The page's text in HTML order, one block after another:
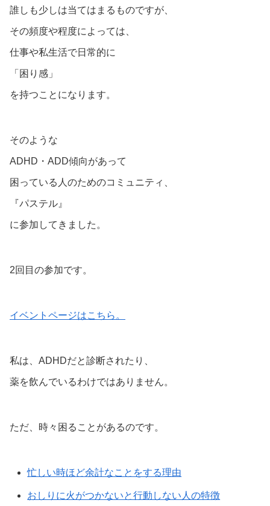
誰しも少しは当てはまるものですが、
その頻度や程度によっては、
仕事や私生活で日常的に
「困り感」
を持つことになります。
そのような
ADHD・ADD傾向があって
困っている人のためのコミュニティ、
『パステル』
に参加してきました。
2回目の参加です。
イベントページはこちら。
私は、ADHDだと診断されたり、
薬を飲んでいるわけではありません。
ただ、時々困ることがあるのです。
忙しい時ほど余計なことをする理由
おしりに火がつかないと行動しない人の特徴